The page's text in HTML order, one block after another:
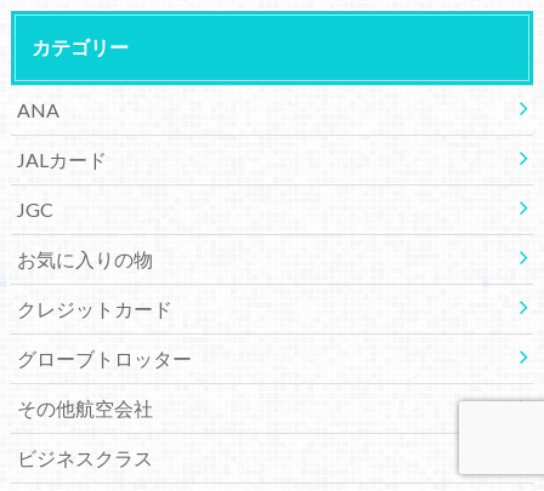
カテゴリー
ANA
JALカード
JGC
お気に入りの物
クレジットカード
グローブトロッター
その他航空会社
ビジネスクラス